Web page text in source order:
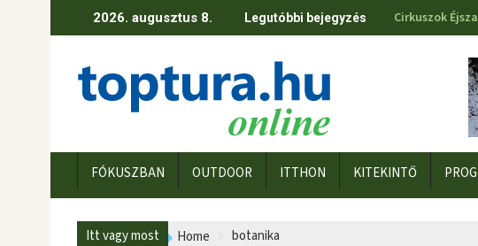
2026. augusztus 8. Legutóbbi bejegyzés Cirkuszok
FÓKUSZBAN OUTDOOR ITTHON KITEKINTŐ
Itt vagy most Home botanika